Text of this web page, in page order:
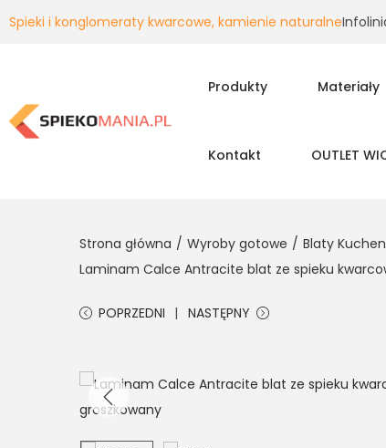
Spieki i konglomeraty kwarcowe, kamienie naturalne
Produkty Materiały
Kontakt OUTLET
Strona główna / Wyroby gotowe / Blaty
Laminam Calce Antracite blat ze spieku
POPRZEDNI NASTĘPNY